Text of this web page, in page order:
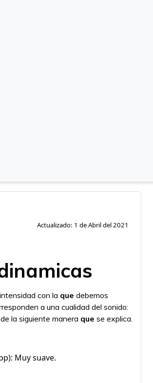
Actualizado: 1 de Abril del 2021
con la que debemos
a una cualidad del sonido:
la siguiente manera que se explica.
Muy suave.